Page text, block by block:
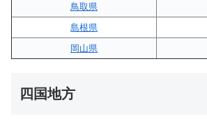
鳥取県
島根県
岡山県
四国地方